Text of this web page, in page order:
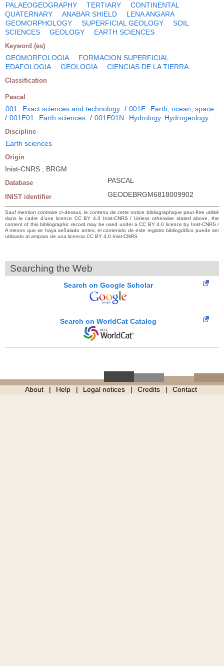
PALAEOGEOGRAPHY TERTIARY
CONTINENTAL
QUATERNARY
ANABAR SHIELD
LENA ANGARA
GEOMORPHOLOGY
SUPERFICIAL GEOLOGY
SOIL
SCIENCES
GEOLOGY EARTH SCIENCES
Keyword (es)
GEOMORFOLOGIA
FORMACION SUPERFICIAL
EDAFOLOGIA
GEOLOGIA CIENCIAS DE LA TIERRA
Classification
Pascal
001 Exact sciences and technology / 001E
Earth, ocean, space
/ 001E01 Earth sciences / 001E01N Hydrology. Hydrogeology
Discipline
Earth sciences
Origin
Inist-CNRS ; BRGM
Database PASCAL
INIST identifier GEODEBRGM6818009902
Sauf mention contraire ci-dessus, le contenu de cette notice bibliographique peut être utilisé
dans le cadre d’une licence CC BY 4.0 Inist-CNRS / Unless otherwise stated above, the
content of this bibliographic record may be used under a CC BY 4.0 licence by Inist-CNRS /
A menos que se haya señalado antes, el contenido de este registro bibliográfico puede ser
utilizado al amparo de una licencia CC BY 4.0 Inist-CNRS
Searching the Web
Search on Google Scholar
Search on WorldCat Catalog
About Help Legal notices Credits Contact